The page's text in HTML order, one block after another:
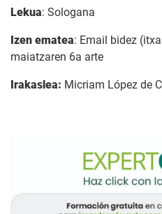
Lekua: Sologana
Izen ematea: Email bidez
maiatzaren 6a arte
Irakaslea: Micriam López de